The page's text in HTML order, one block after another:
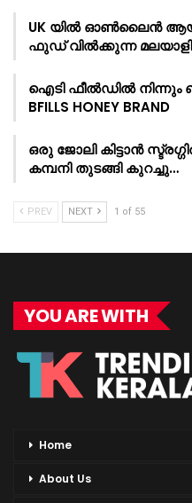
UK യിൽ ഓൺലൈൻ
ഫുഡ് വിൽക്കുന്ന മലയാളി
ഐടി ഫീൽഡിൽ നിന്നും
BFILLS HONEY BRAND
ഒരു ജോലി കിട്ടാൻ
കമ്പനി തുടങ്ങി കുറച്ചു…
PREV NEXT 1 of 55
YOU ARE WITH
Home
About Us